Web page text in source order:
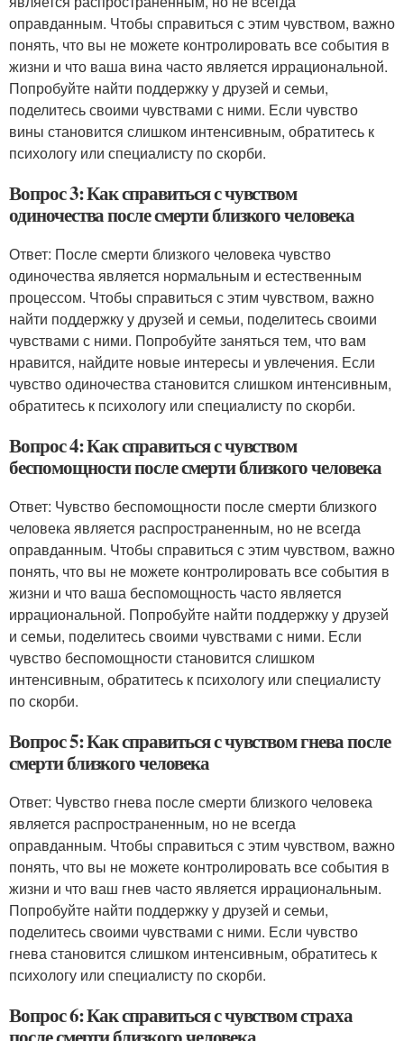
оправданным. Чтобы справиться с этим чувством, важно
понять, что вы не можете контролировать все события в
жизни и что ваша вина часто является иррациональной.
Попробуйте найти поддержку у друзей и семьи,
поделитесь своими чувствами с ними. Если чувство
вины становится слишком интенсивным, обратитесь к
психологу или специалисту по скорби.
Вопрос 3: Как справиться с чувством
одиночества после смерти близкого человека
Ответ: После смерти близкого человека чувство
одиночества является нормальным и естественным
процессом. Чтобы справиться с этим чувством, важно
найти поддержку у друзей и семьи, поделитесь своими
чувствами с ними. Попробуйте заняться тем, что вам
нравится, найдите новые интересы и увлечения. Если
чувство одиночества становится слишком интенсивным,
обратитесь к психологу или специалисту по скорби.
Вопрос 4: Как справиться с чувством
беспомощности после смерти близкого человека
Ответ: Чувство беспомощности после смерти близкого
человека является распространенным, но не всегда
оправданным. Чтобы справиться с этим чувством, важно
понять, что вы не можете контролировать все события в
жизни и что ваша беспомощность часто является
иррациональной. Попробуйте найти поддержку у друзей
и семьи, поделитесь своими чувствами с ними. Если
чувство беспомощности становится слишком
интенсивным, обратитесь к психологу или специалисту
по скорби.
Вопрос 5: Как справиться с чувством гнева после
смерти близкого человека
Ответ: Чувство гнева после смерти близкого человека
является распространенным, но не всегда
оправданным. Чтобы справиться с этим чувством, важно
понять, что вы не можете контролировать все события в
жизни и что ваш гнев часто является иррациональным.
Попробуйте найти поддержку у друзей и семьи,
поделитесь своими чувствами с ними. Если чувство
гнева становится слишком интенсивным, обратитесь к
психологу или специалисту по скорби.
Вопрос 6: Как справиться с чувством страха